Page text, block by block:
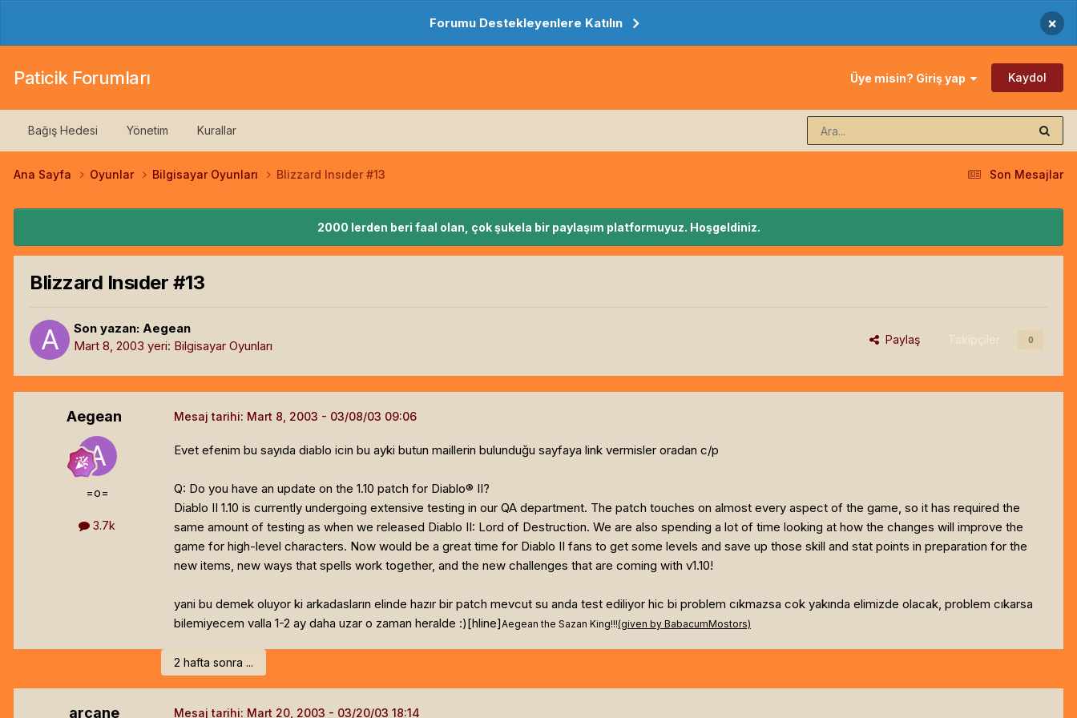
Forumu Destekleyenlere Katılın ×
Paticik Forumları Üye misin? Giriş yap Kaydol
Bağış Hedesi Yönetim Kurallar
Son Mesajlar
Ana Sayfa Oyunlar Bilgisayar Oyunları Blizzard Insıder #13
2000 lerden beri faal olan, çok şukela bir paylaşım platformuyuz. Hoşgeldiniz.
Blizzard Insıder #13
Son yazan: Aegean
Mart 8, 2003 yeri: Bilgisayar Oyunları Paylaş Takipçiler 0
Aegean
=o=
3.7k
Mesaj tarihi: Mart 8, 2003
Evet efenim bu sayıda diablo icin bu ayki butun maillerin bulunduğu sayfaya link vermisler oradan c/p
Q: Do you have an update on the 1.10 patch for Diablo® II?
Diablo II 1.10 is currently undergoing extensive testing in our QA department. The patch touches on almost every aspect of the game, so it has required the
same amount of testing as when we released Diablo II: Lord of Destruction. We are also spending a lot of time looking at how the changes will improve the
game for high-level characters. Now would be a great time for Diablo II fans to get some levels and save up those skill and stat points in preparation for the
new items, new ways that spells work together, and the new challenges that are coming with v1.10!
yani bu demek oluyor ki arkadasların elinde hazır bir patch mevcut su anda test ediliyor hic bi problem cıkmazsa cok yakında elimizde olacak, problem cıkarsa
bilemiyecem valla 1-2 ay daha uzar o zaman heralde :)[hline]Aegean the Sazan King!!!(given by BabacumMostors)
2 hafta sonra ...
arcane Mesaj tarihi: Mart 20, 2003